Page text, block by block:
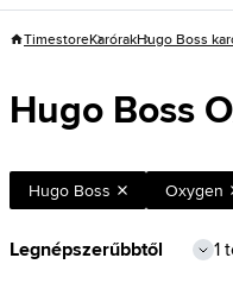
TimestoreKarórakHugo Boss
Hugo Boss
Hugo Boss Oxygen
1